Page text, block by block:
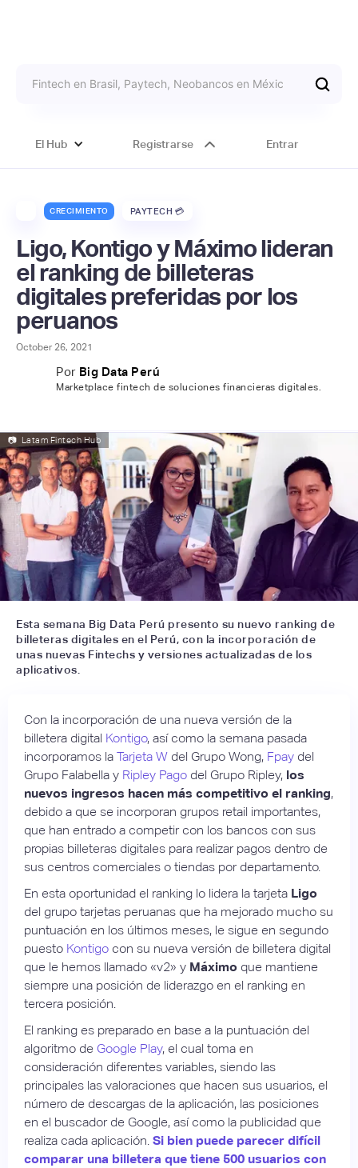
El Hub Registrarse Entrar
CRECIMIENTO PAYTECH 💳
Ligo, Kontigo y Máximo lideran
el ranking de billeteras
digitales preferidas por los
peruanos
October 26, 2021
Por Big Data Perú
Marketplace fintech de soluciones financieras digitales.
📷 Latam Fintech Hub
Esta semana Big Data Perú presento su nuevo ranking de
billeteras digitales en el Perú, con la incorporación de
unas nuevas Fintechs y versiones actualizadas de los
aplicativos.
Con la incorporación de una nueva versión de la
billetera digital Kontigo, así como la semana pasada
incorporamos la Tarjeta W del Grupo Wong, Fpay del
Grupo Falabella y Ripley Pago del Grupo Ripley, los
nuevos ingresos hacen más competitivo el ranking,
debido a que se incorporan grupos retail importantes,
que han entrado a competir con los bancos con sus
propias billeteras digitales para realizar pagos dentro de
sus centros comerciales o tiendas por departamento.
En esta oportunidad el ranking lo lidera la tarjeta Ligo
del grupo tarjetas peruanas que ha mejorado mucho su
puntuación en los últimos meses, le sigue en segundo
puesto Kontigo con su nueva versión de billetera digital
que le hemos llamado «v2» y Máximo que mantiene
siempre una posición de liderazgo en el ranking en
tercera posición.
El ranking es preparado en base a la puntuación del
algoritmo de Google Play, el cual toma en
consideración diferentes variables, siendo las
principales las valoraciones que hacen sus usuarios, el
número de descargas de la aplicación, las posiciones
en el buscador de Google, así como la publicidad que
realiza cada aplicación. Si bien puede parecer difícil
comparar una billetera que tiene 500 usuarios con